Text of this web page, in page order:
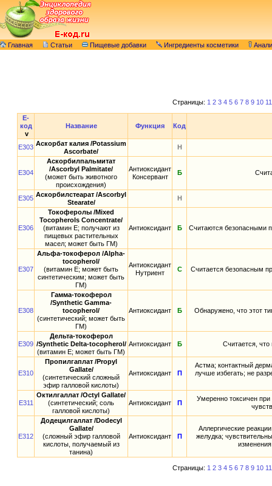
Главная Статьи Пищевые добавки Ингредиенты косметики
Страницы: 1 2 3 4 5 6 7 8 9 10 11
E-
код
v
Название Функция Код
E303 Аскорбат калия /Potassium
Ascorbate/
Н
E304
Аскорбилпальмитат
/Ascorbyl Palmitate/
(может быть животного
происхождения)
Антиоксидант
Консервант
Б
E305 Аскорбилстеарат /Ascorbyl
Stearatе/
Н
E306
Токоферолы /Mixed
Tocopherols Concentrate/
(витамин E; получают из
пищевых растительных
масел; может быть ГМ)
Антиоксидант Б Считаются безопасными
E307
Альфа-токоферол /Alpha-
tocopherol/
(витамин E; может быть
синтетическим; может быть
ГМ)
Антиоксидант
Нутриент
С Считается безопасным
E308
Гамма-токоферол
/Synthetic Gamma-
tocopherol/
(синтетический; может быть
ГМ)
Антиоксидант Б Обнаружено, что этот
E309
Дельта-токоферол
/Synthetic Delta-tocopherol/
(витамин E; может быть ГМ)
Антиоксидант Б Считается,
E310
Пропилгаплат /Propyl
Gallate/
(синтетический сложный
эфир галловой кислоты)
Антиоксидант П
Астма; контактный
лучше избегать; не
E311
Октилгаллат /Octyl Gallate/
(синтетический; соль
галловой кислоты)
Антиоксидант П
Умеренно токсичен при
E312
Додецилгаллат /Dodecyl
Gallate/
(сложный эфир галловой
кислоты, получаемый из
танина)
Антиоксидант П
Аллергические
желудка;
Страницы: 1 2 3 4 5 6 7 8 9 10 11